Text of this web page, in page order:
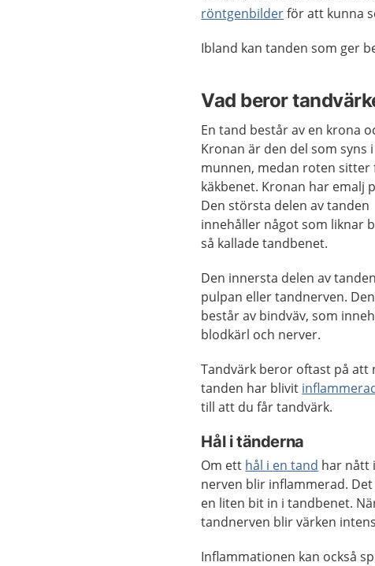
röntgenbilderför att kunna
Ibland kan tanden som ger
Vad beror
En tand består av en krona
Kronan är den del som syns i
munnen, medan roten sitter
käkbenet. Kronan har emalj
Den största delen av tanden
innehåller något som liknar
så kallade tandbenet.
Den innersta delen av
pulpan eller tandnerven.
består av bindväv, som
blodkärl och nerver.
Tandvärk beror oftast på att
tanden har blivit
till att du får tandvärk.
Hål i tänderna
Om ett hål i en tand har nått
nerven blir inflammerad.
en liten bit in i tandbenet.
tandnerven blir värken
Inflammationen kan också